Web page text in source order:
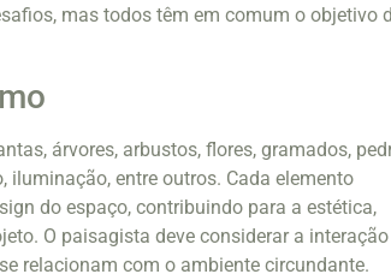
mas todos têm em comum o objetivo
árvores, arbustos, flores, gramados,
iluminação, entre outros. Cada elemento
do espaço, contribuindo para a estética,
O paisagista deve considerar a interação
relacionam com o ambiente circundante.